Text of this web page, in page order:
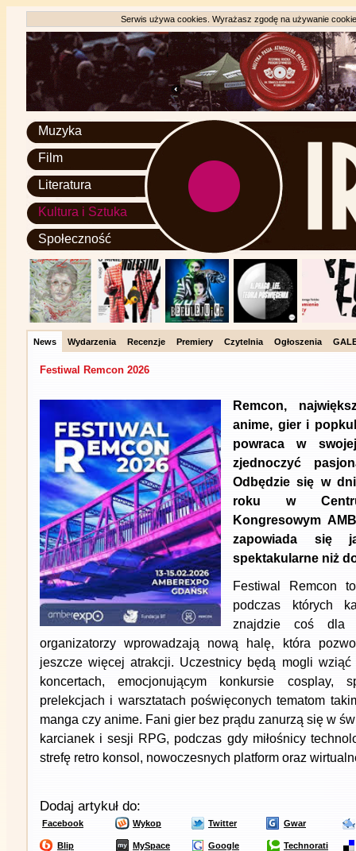
Serwis używa cookies. Wyrażasz zgodę na używanie
Muzyka
Film
Literatura
Kultura i Sztuka
Społeczność
News Wydarzenia Recenzje Premiery Czytelnia Ogłoszenia
Festiwal Remcon 2026
Remcon,
anime, gier i
powraca w
zjednoczyć
Odbędzie się w
roku w
Kongresowym
zapowiada się
spektakularne niż
Festiwal Remcon
podczas których
znajdzie coś dla
organizatorzy wprowadzają nową halę, która
jeszcze więcej atrakcji. Uczestnicy będą mogli wziąć
koncertach, emocjonującym konkursie cosplay,
prelekcjach i warsztatach poświęconych tematom
manga czy anime. Fani gier bez prądu zanurzą się w
karcianek i sesji RPG, podczas gdy miłośnicy
strefę retro konsol, nowoczesnych platform oraz
Dodaj artykuł do:
Facebook Wykop Twitter Gwar
Blip MySpace Google Technorati